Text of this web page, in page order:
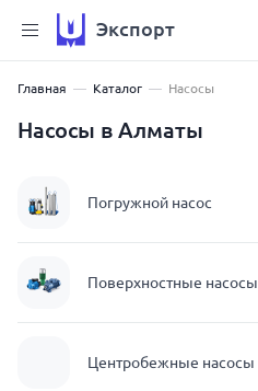
Экспорт
Главная Каталог Насосы
Насосы в Алматы
Погружной насос
Поверхностные насосы
Центробежные насосы